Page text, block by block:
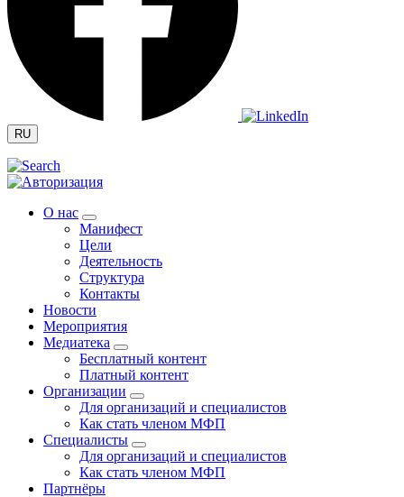
RU
О нас
Манифест
Цели
Деятельность
Структура
Контакты
Новости
Мероприятия
Медиатека
Бесплатный контент
Платный контент
Организации
Для организаций и специалистов
Как стать членом МФП
Специалисты
Для организаций и специалистов
Как стать членом МФП
Партнёры